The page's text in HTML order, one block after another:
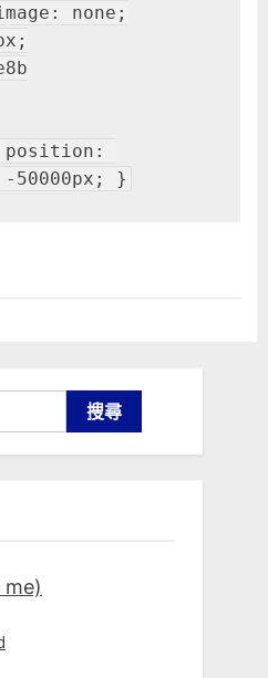
image: none;
position:
}